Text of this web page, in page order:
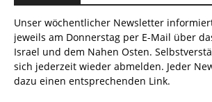
Unser wöchentlicher Newsletter
jeweils am Donnerstag per E-Mail über
Israel und dem Nahen Osten.
sich jederzeit wieder abmelden. Jeder
dazu einen entsprechenden Link.